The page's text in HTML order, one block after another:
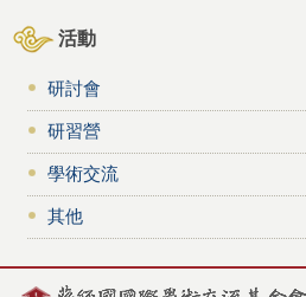
活動
研討會
研習營
學術交流
其他